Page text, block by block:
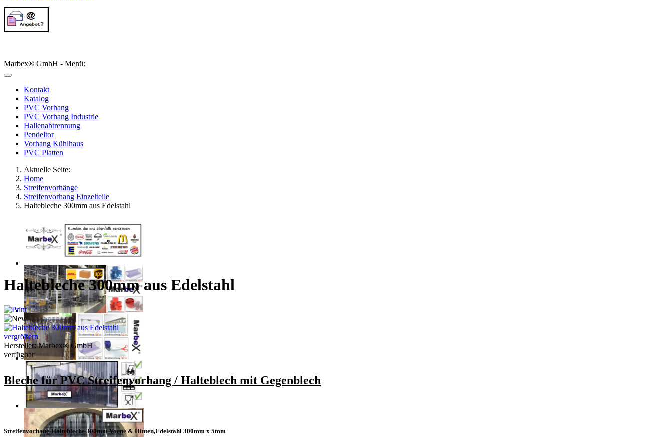
Marbex® GmbH - Menü:
Kontakt
Katalog
PVC Vorhang
PVC Vorhang Industrie
Hallenabtrennung
Pendeltor
Vorhang Kühlhaus
PVC Platten
Aktuelle Seite:
Home
Streifenvorhänge
Streifenvorhang Einzelteile
Haltebleche 300mm aus Edelstahl
Haltebleche 300mm aus Edelstahl
vergrößern
Hersteller:Marbex® GmbH
verfügbar
Bleche für PVCStreifenvorhang / Halteblech mit Gegenblech
Streifenvorhang Haltebleche 300mm Vorne & Hinten,Edelstahl 300mm x 5mm